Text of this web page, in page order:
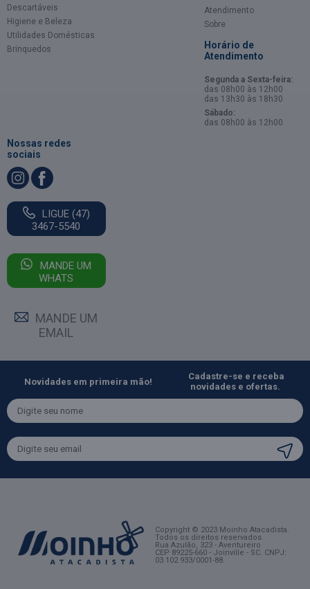
Descartáveis
Higiene e Beleza
Utilidades Domésticas
Brinquedos
Atendimento
Sobre
Horário de
Atendimento
Segunda a Sexta-feira:
das 08h00 às 12h00
das 13h30 às 18h30
Sábado:
das 08h00 às 12h00
Nossas redes
sociais
LIGUE (47)
3467-5540
MANDE UM
WHATS
MANDE UM
EMAIL
Novidades em primeira mão!
Cadastre-se e receba
novidades e ofertas.
Copyright © 2023 Moinho Atacadista.
Todos os direitos reservados.
Rua Azulão, 323 - Aventureiro
CEP 89225-660 - Joinville - SC. CNPJ:
03.102.933/0001-88.